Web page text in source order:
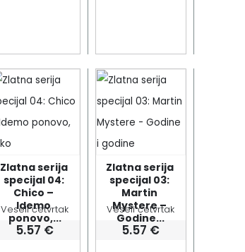
Zlatna serija
specijal 04:
Chico –
Idemo
ponovo,...
Veseli četvrtak
5.57 €
Zlatna serija
specijal 03:
Martin
Mystere –
Godine...
Veseli četvrtak
5.57 €